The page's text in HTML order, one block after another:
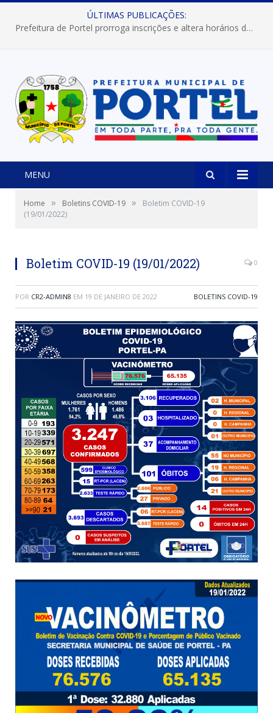
ÚLTIMAS PUBLICAÇÕES:
Prefeitura de Portel prorroga inscrições e altera horários dos concursos “Musa” e “Miss Mix Verão 2026”
MENU
Home » Boletins COVID-19 »
Boletim COVID-19
(19/01/2022)
Boletim COVID-19 (19/01/2022) 0
POR CR2-ADMIN8 EM 19 DE JANEIRO DE 2022 BOLETINS COVID-19